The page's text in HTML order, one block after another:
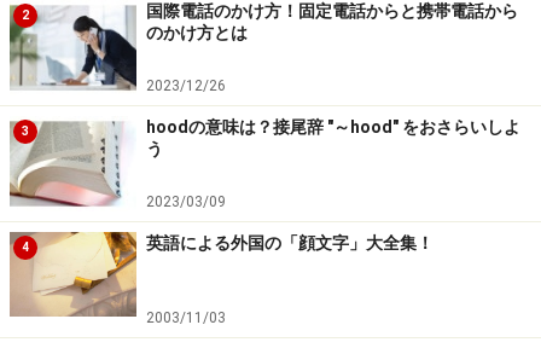
■（2人の）人生が長く、素晴らしいものでありますよう
に
May your days be good, and long upon the earth.
■子どもたちがリッチな両親から愛されますように！
（ジョーク）
May your children be blessed with rich parents!
2
国際電話のかけ方！固定電話からと携帯電話から
のかけ方とは
2023/12/26
3
hoodの意味は？接尾辞 "～hood" をおさらいしよ
う
2023/03/09
4 英語による外国の「顔文字」大全集！
2003/11/03